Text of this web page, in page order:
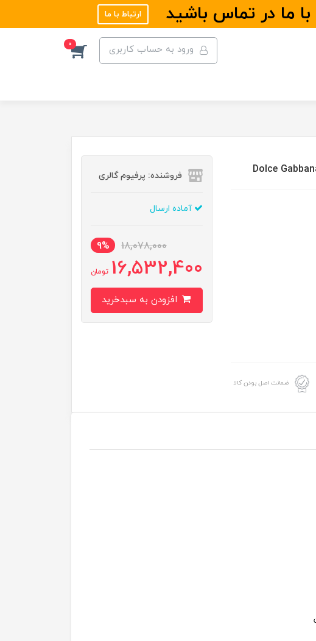
ما در تماس باشید ارتباط با ما
ورود به حساب کاربری 0
ضمانت اصل بودن کالا
فروشنده: پرفیوم گالری
آماده ارسال
18,078,000
9%
16,532,400 تومان